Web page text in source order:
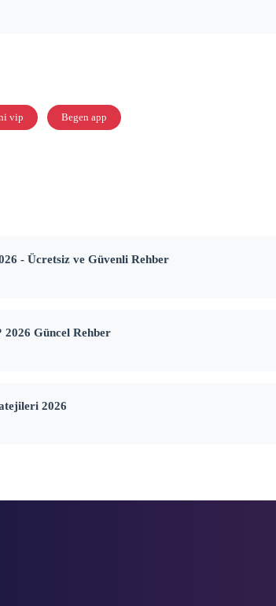
vip Begen app
- Ücretsiz ve Güvenli Rehber
2026 Güncel Rehber
2026